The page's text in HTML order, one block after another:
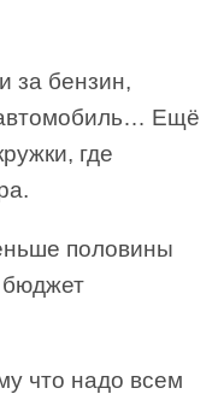
за бензин,
Ещё
где
половины
бюджет
что надо всем